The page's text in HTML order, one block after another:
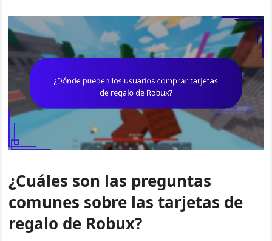
¿Cuáles son las preguntas
comunes sobre las tarjetas de
regalo de Robux?